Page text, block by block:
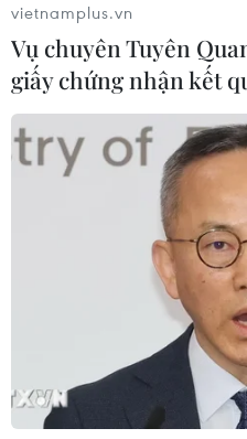
#Tin tức mới nhất trong ngày
#Tin tức hot
#Tin tức an ninh
#An ninh Nghệ An
#Thời
#Bản tin thời sự
#Tội phạm
#Tội phạm hình sự
#Hình
#Pháp luật
#Chính trị
#Plus
Theo dõi VietnamPlus
vietnamplus.vn
Vụ chuyên Tuyên
giấy chứng nhận kết